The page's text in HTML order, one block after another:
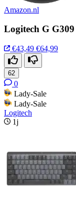
Amazon.nl
Logitech G
€43,49 €64,99
62
0
Lady-Sale
Lady-Sale
Logitech
1j